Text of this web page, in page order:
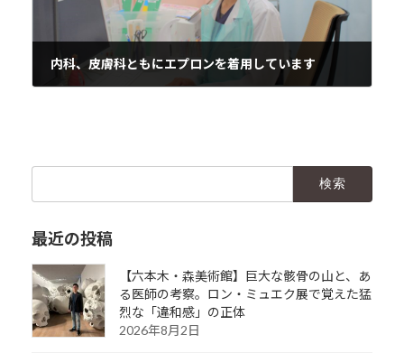
内科、皮膚科ともにエプロンを着用しています
最近の投稿
【六本木・森美術館】巨大な骸骨の山と、あ
る医師の考察。ロン・ミュエク展で覚えた猛
烈な「違和感」の正体
2026年8月2日